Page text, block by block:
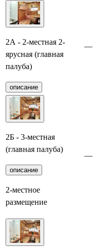
2А - 2-местная 2-
ярусная (главная
палуба)
описание
—
2Б - 3-местная
(главная палуба)
описание
2-местное
размещение
—